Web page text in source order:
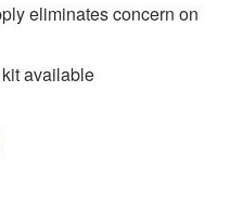
eliminates concern on
available